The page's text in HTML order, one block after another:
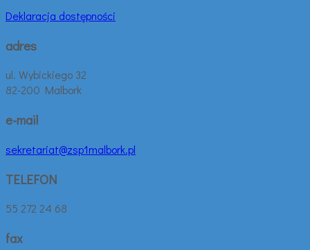
Deklaracja dostępności
adres
ul. Wybickiego 32
82-200 Malbork
e-mail
sekretariat@zsp1malbork.pl
TELEFON
55 272 24 68
fax